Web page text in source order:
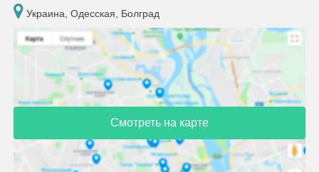
Украина, Одесская, Болград
Смотреть на карте